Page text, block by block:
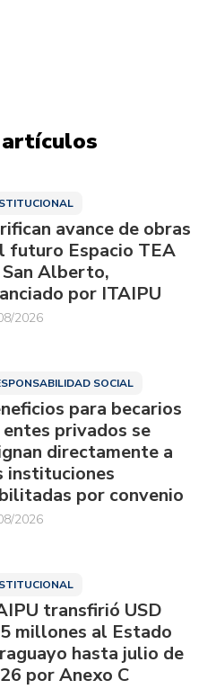
avance de obras
futuro Espacio TEA
San Alberto,
por ITAIPU
2026
SOCIAL
para becarios
entes privados se
directamente a
instituciones
por convenio
2026
transfirió USD
millones al Estado
hasta julio de
por Anexo C